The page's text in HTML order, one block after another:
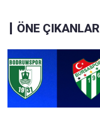
ÖNE ÇIKANLAR